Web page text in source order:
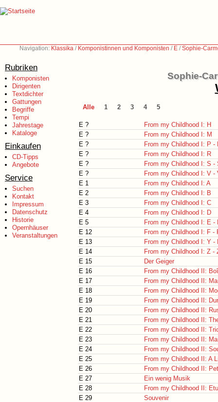
Navigation: Klassika / Komponistinnen und Komponisten / E /Sophie-
Rubriken
Komponisten
Dirigenten
Textdichter
Gattungen
Begriffe
Tempi
Jahrestage
Kataloge
Einkaufen
CD-Tipps
Angebote
Service
Suchen
Kontakt
Impressum
Datenschutz
Historie
Opernhäuser
Veranstaltungen
Sophie-
Alle 1 2 3 4 5
E ?
From my Childhood I: H
E ?
From my Childhood I: M
E ?
From my Childhood I: P -
E ?
From my Childhood I: R
E ?
From my Childhood I: S -
E ?
From my Childhood I: V -
E 1
From my Childhood I: A
E 2
From my Childhood I: B
E 3
From my Childhood I: C
E 4
From my Childhood I: D
E 5
From my Childhood I: E -
E 12
From my Childhood I: F -
E 13
From my Childhood I: Y -
E 14
From my Childhood I: Z -
E 15
Der Geiger
E 16
From my Childhood II:
E 17
From my Childhood II:
E 18
From my Childhood II:
E 19
From my Childhood II:
E 20
From my Childhood II:
E 21
From my Childhood II:
E 22
From my Childhood II:
E 23
From my Childhood II:
E 24
From my Childhood II:
E 25
From my Childhood II: A
E 26
From my Childhood II:
E 27
Ein wenig Musik
E 28
From my Childhood II:
E 29
Souvenir